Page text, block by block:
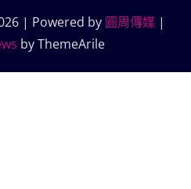
| Powered by 圓周傳媒 |
by ThemeArile